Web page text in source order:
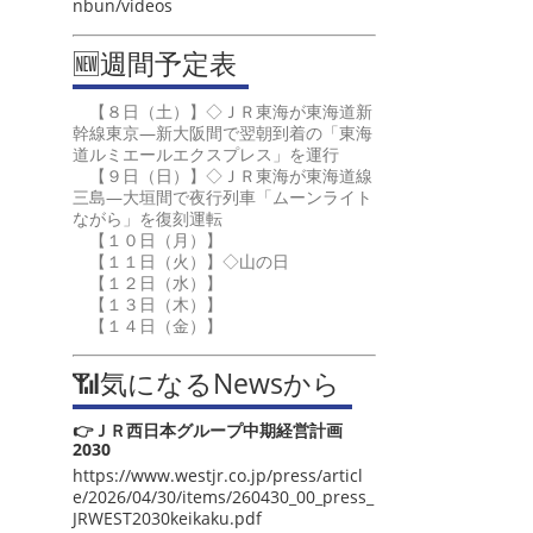
nbun/videos
🆕週間予定表
【８日（土）】◇ＪＲ東海が東海道新
幹線東京―新大阪間で翌朝到着の「東海
道ルミエールエクスプレス」を運行
【９日（日）】◇ＪＲ東海が東海道線
三島―大垣間で夜行列車「ムーンライト
ながら」を復刻運転
【１０日（月）】
【１１日（火）】◇山の日
【１２日（水）】
【１３日（木）】
【１４日（金）】
📶気になるNewsから
👉ＪＲ西日本グループ中期経営計画
2030
https://www.westjr.co.jp/press/articl
e/2026/04/30/items/260430_00_press_
JRWEST2030keikaku.pdf